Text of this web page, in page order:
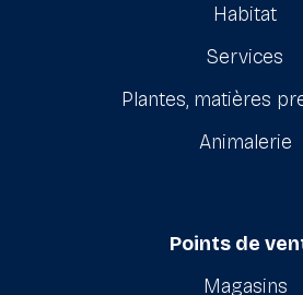
Habitat
Services
Plantes, matières
Animalerie
Points de
Magasins